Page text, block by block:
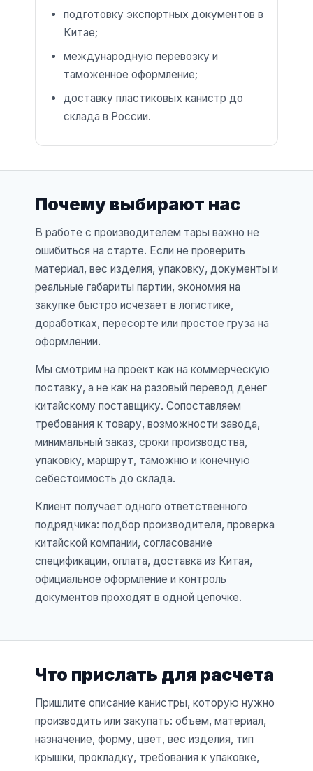
подготовку экспортных документов в
Китае;
международную перевозку и
таможенное оформление;
доставку пластиковых канистр до
склада в России.
Почему выбирают нас
В работе с производителем тары важно не
ошибиться на старте. Если не проверить
материал, вес изделия, упаковку, документы и
реальные габариты партии, экономия на
закупке быстро исчезает в логистике,
доработках, пересорте или простое груза на
оформлении.
Мы смотрим на проект как на коммерческую
поставку, а не как на разовый перевод денег
китайскому поставщику. Сопоставляем
требования к товару, возможности завода,
минимальный заказ, сроки производства,
упаковку, маршрут, таможню и конечную
себестоимость до склада.
Клиент получает одного ответственного
подрядчика: подбор производителя, проверка
китайской компании, согласование
спецификации, оплата, доставка из Китая,
официальное оформление и контроль
документов проходят в одной цепочке.
Что прислать для расчета
Пришлите описание канистры, которую нужно
производить или закупать: объем, материал,
назначение, форму, цвет, вес изделия, тип
крышки, прокладку, требования к упаковке,